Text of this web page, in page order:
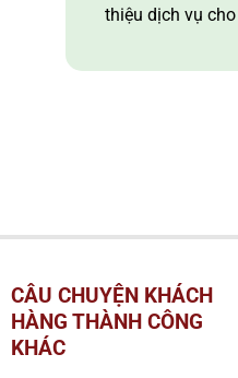
thiệu dịch vụ
CÂU CHUYỆN KHÁCH
HÀNG THÀNH CÔNG
KHÁC